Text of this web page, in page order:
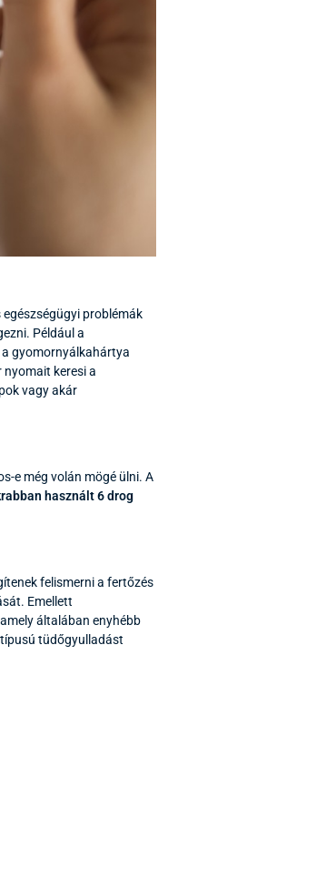
problémák
Például a
gyomornyálkahártya
nyomait keresi a
vagy akár
e még volán mögé ülni. A
használt 6 drog
felismerni a fertőzés
Emellett
általában enyhébb
tüdőgyulladást